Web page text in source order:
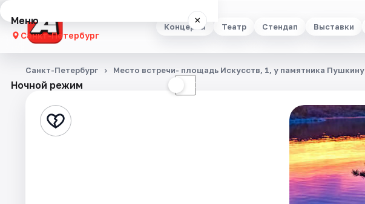
Концерты Театр Стендап Выставки
Меню ×
Санкт-Петербург
Концерты
Стендап
Ночной режим ☾
Санкт-Петербург Место встречи- площадь Искусств, 1, у памятника Пушкину